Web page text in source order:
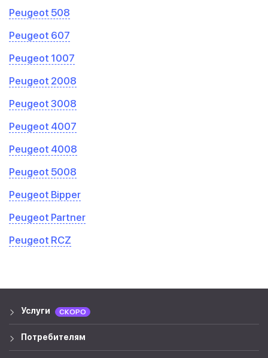
Peugeot 508
Peugeot 607
Peugeot 1007
Peugeot 2008
Peugeot 3008
Peugeot 4007
Peugeot 4008
Peugeot 5008
Peugeot Bipper
Peugeot Partner
Peugeot RCZ
Услуги СКОРО
Потребителям